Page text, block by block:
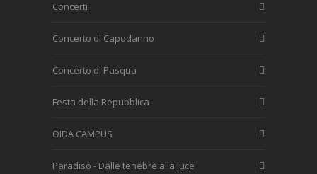
Concerti
Concerto di Capodanno
Concerto di Pasqua
Festa della Repubblica
OIDA CAMPUS
Paradiso - Dalle tenebre alla luce